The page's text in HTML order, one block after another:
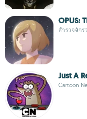
OPUS:
สำรวจจัก
Just A
Cartoon